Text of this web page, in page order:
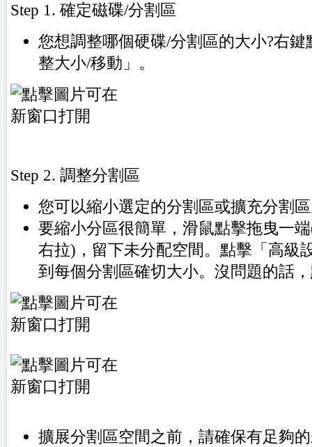
Step 1. 確定磁碟/分割區
您想調整哪個硬碟/分割區的大小?右
整大小/移動」。
Step 2. 調整分割區
您可以縮小選定的分割區或擴充分割
要縮小分區很簡單，滑鼠點擊拖曳一
右拉)，留下未分配空間。點擊「高級
到每個分割區確切大小。沒問題的話
擴展分割區空間之前，請確保有足夠